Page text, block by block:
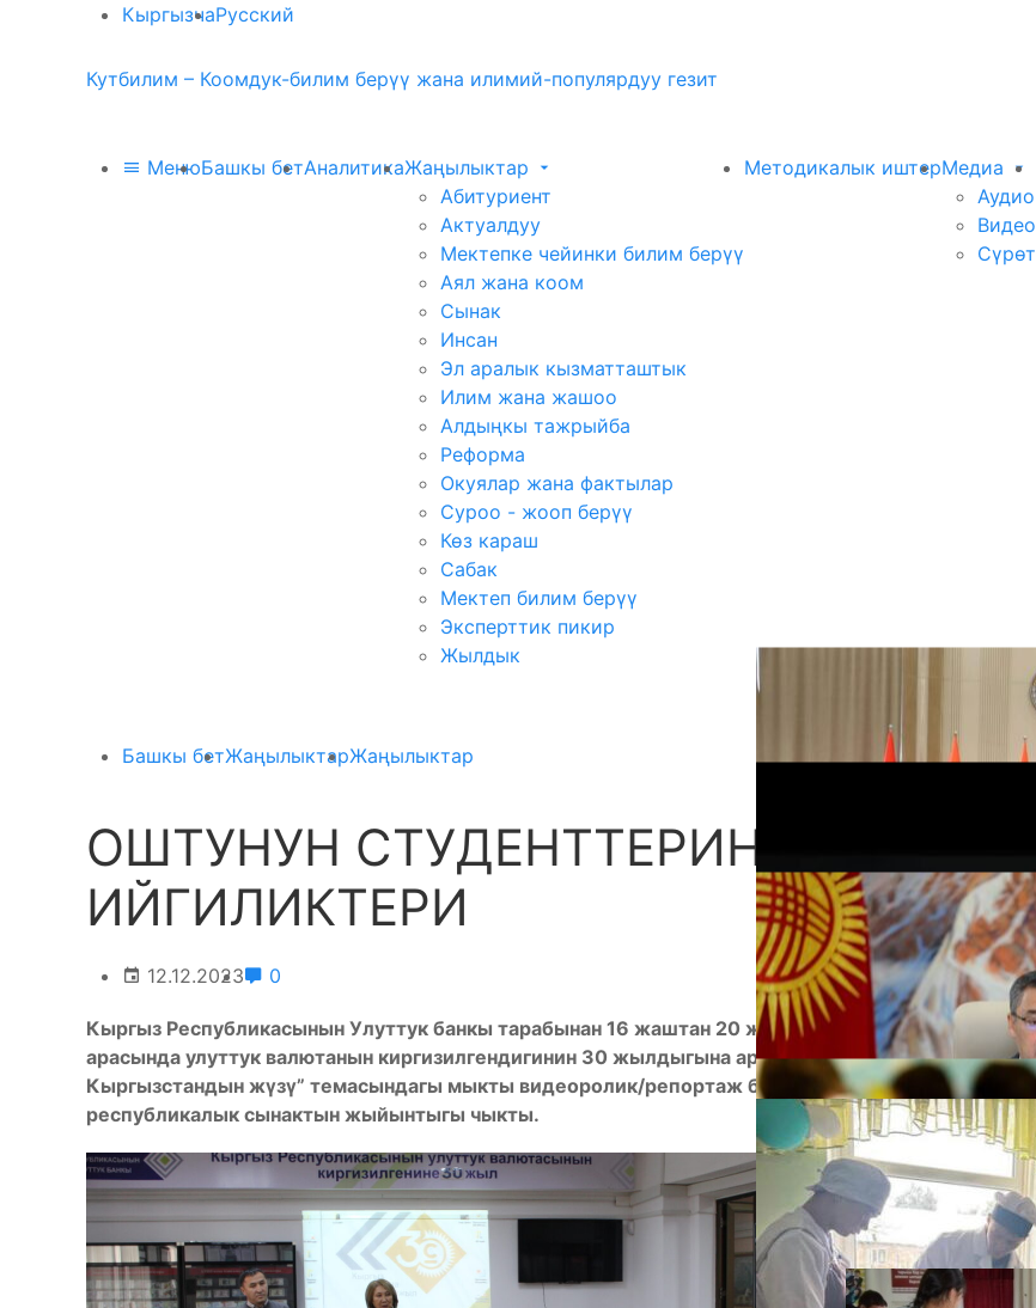
КыргызчаРусский
Кутбилим – Коомдук-билим берүү жана илимий-популярдуу гезит
МенюБашкы бетАналитикаЖаңылыктар
Абитуриент
Актуалдуу
Мектепке чейинки билим берүү
Аял жана коом
Сынак
Инсан
Эл аралык кызматташтык
Илим жана жашоо
Алдыңкы тажрыйба
Реформа
Окуялар жана фактылар
Суроо - жооп берүү
Көз караш
Сабак
Мектеп билим берүү
Эксперттик пикир
Жылдык
Методикалык иштерМедиа
Аудио
Видео
Сүрөт
Башкы бетЖаңылыктарЖаңылыктар
ОШТУНУН СТУДЕНТТЕРИНИН
ИЙГИЛИКТЕРИ
12.12.2023 0
Кыргыз Республикасынын Улуттук банкы тарабынан 16 жаштан 20 жашка чейинки жаштар
арасында улуттук валютанын киргизилгендигинин 30 жылдыгына арналган “Сом-
Кыргызстандын жүзү” темасындагы мыкты видеоролик/репортаж боюнча жарыяланган
республикалык сынактын жыйынтыгы чыкты.